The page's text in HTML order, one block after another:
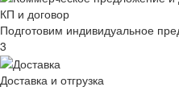
КП и договор
Подготовим индивидуальное
3
Доставка и отгрузка